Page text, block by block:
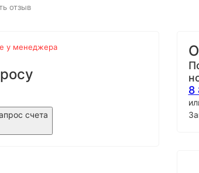
отзыв
у менеджера
счета
8